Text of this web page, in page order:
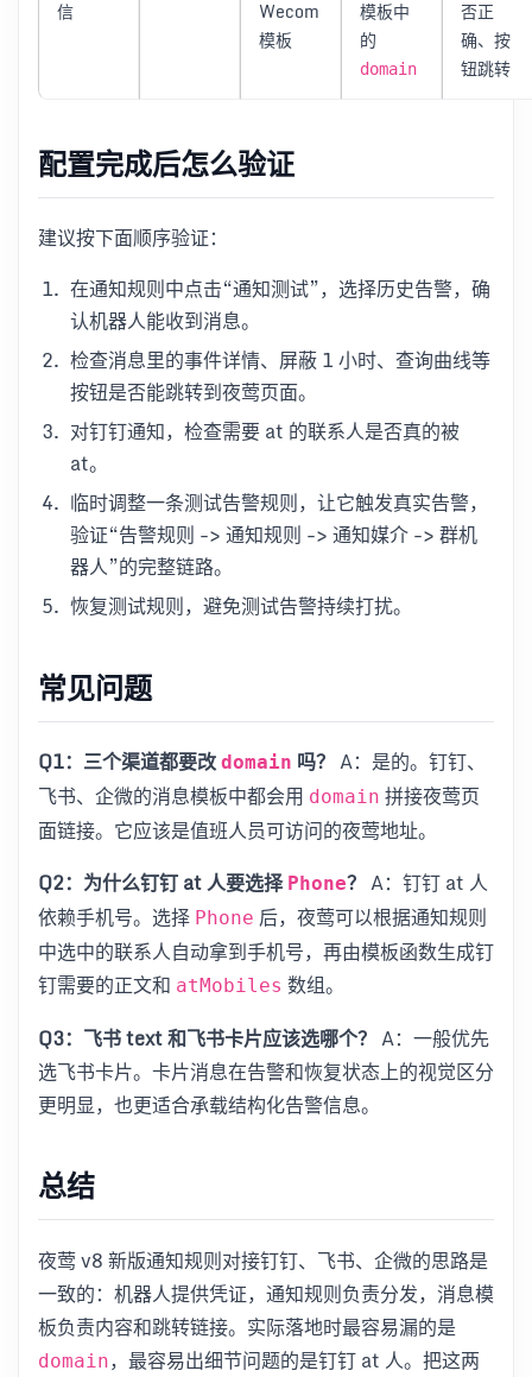
信
Wecom
模板
模板中
的
domain
否正
确、按
钮跳转
配置完成后怎么验证
建议按下面顺序验证：
在通知规则中点击“通知测试”，选择历史告警，确
认机器人能收到消息。
检查消息里的事件详情、屏蔽 1 小时、查询曲线等
按钮是否能跳转到夜莺页面。
对钉钉通知，检查需要 at 的联系人是否真的被
at。
临时调整一条测试告警规则，让它触发真实告警，
验证“告警规则 -> 通知规则 -> 通知媒介 -> 群机
器人”的完整链路。
恢复测试规则，避免测试告警持续打扰。
常见问题
Q1：三个渠道都要改domain 吗？ A：是的。钉钉、
飞书、企微的消息模板中都会用 domain 拼接夜莺页
面链接。它应该是值班人员可访问的夜莺地址。
Q2：为什么钉钉 at 人要选择 Phone？ A：钉钉 at 人
依赖手机号。选择 Phone 后，夜莺可以根据通知规则
中选中的联系人自动拿到手机号，再由模板函数生成钉
钉需要的正文和 atMobiles 数组。
Q3：飞书 text 和飞书卡片应该选哪个？ A：一般优先
选飞书卡片。卡片消息在告警和恢复状态上的视觉区分
更明显，也更适合承载结构化告警信息。
总结
夜莺 v8 新版通知规则对接钉钉、飞书、企微的思路是
一致的：机器人提供凭证，通知规则负责分发，消息模
板负责内容和跳转链接。实际落地时最容易漏的是
domain，最容易出细节问题的是钉钉 at 人。把这两